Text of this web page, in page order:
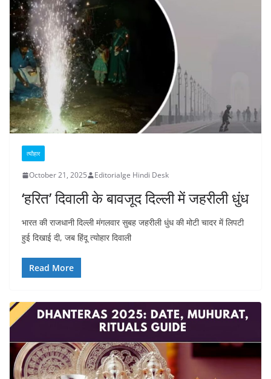
त्यौहार
October 21, 2025 Editorialge Hindi Desk
‘हरित’ दिवाली के बावजूद दिल्ली में जहरीली धुंध
भारत की राजधानी दिल्ली मंगलवार सुबह जहरीली धुंध की मोटी चादर में लिपटी
हुई दिखाई दी, जब हिंदू त्योहार दिवाली
Read More